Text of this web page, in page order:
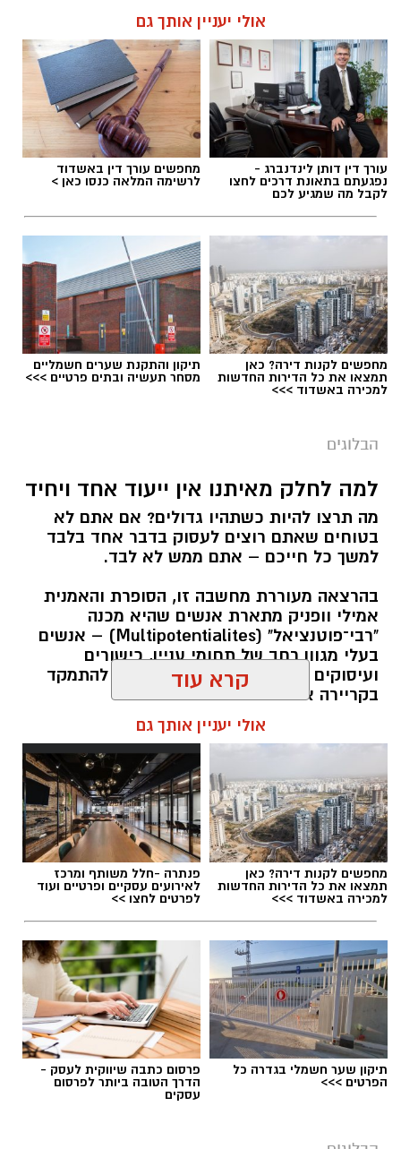
אולי יעניין אותך גם
עורך דין דותן לינדנברג -
נפגעתם בתאונת דרכים לחצו
לקבל מה שמגיע לכם
מחפשים עורך דין באשדוד
לרשימה המלאה כנסו כאן >
מחפשים לקנות דירה? כאן
תמצאו את כל הדירות החדשות
למכירה באשדוד >>>
תיקון והתקנת שערים חשמליים
מסחר תעשיה ובתים פרטיים >>>
הבלוגים
למה לחלק מאיתנו אין ייעוד אחד ויחיד
מה תרצו להיות כשתהיו גדולים? אם אתם לא
בטוחים שאתם רוצים לעסוק בדבר אחד בלבד
למשך כל חייכם – אתם ממש לא לבד.
בהרצאה מעוררת מחשבה זו, הסופרת והאמנית
אמילי וופניק מתארת אנשים שהיא מכנה
"רבי־פוטנציאל" (Multipotentialites) – אנשים
בעלי מגוון רחב של תחומי עניין, כישורים
ועיסוקים שונים לאורך חייהם, במקום להתמקד
בקריירה אחת בלבד.
האם גם אתם כאלה?
אלדה נתנאל / 09:20 07.08.26
קרא עוד
אולי יעניין אותך גם
מחפשים לקנות דירה? כאן
תמצאו את כל הדירות החדשות
למכירה באשדוד >>>
פנתרה -חלל משותף ומרכז
לאירועים עסקיים ופרטיים ועוד
לפרטים לחצו >>
תיקון שער חשמלי בגדרה כל
הפרטים >>>
פרסום כתבה שיווקית לעסק -
הדרך הטובה ביותר לפרסום
עסקים